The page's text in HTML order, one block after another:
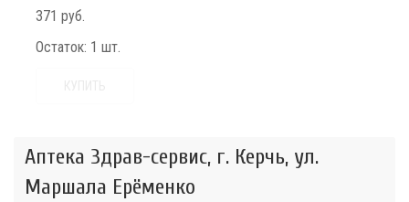
371 руб.
Остаток: 1 шт.
Аптека Здрав-сервис, г. Керчь, ул.
Маршала Ерёменко